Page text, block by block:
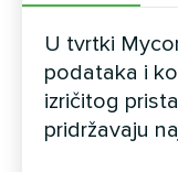
U tvrtki
podataka i
izričitog
pridržavaju